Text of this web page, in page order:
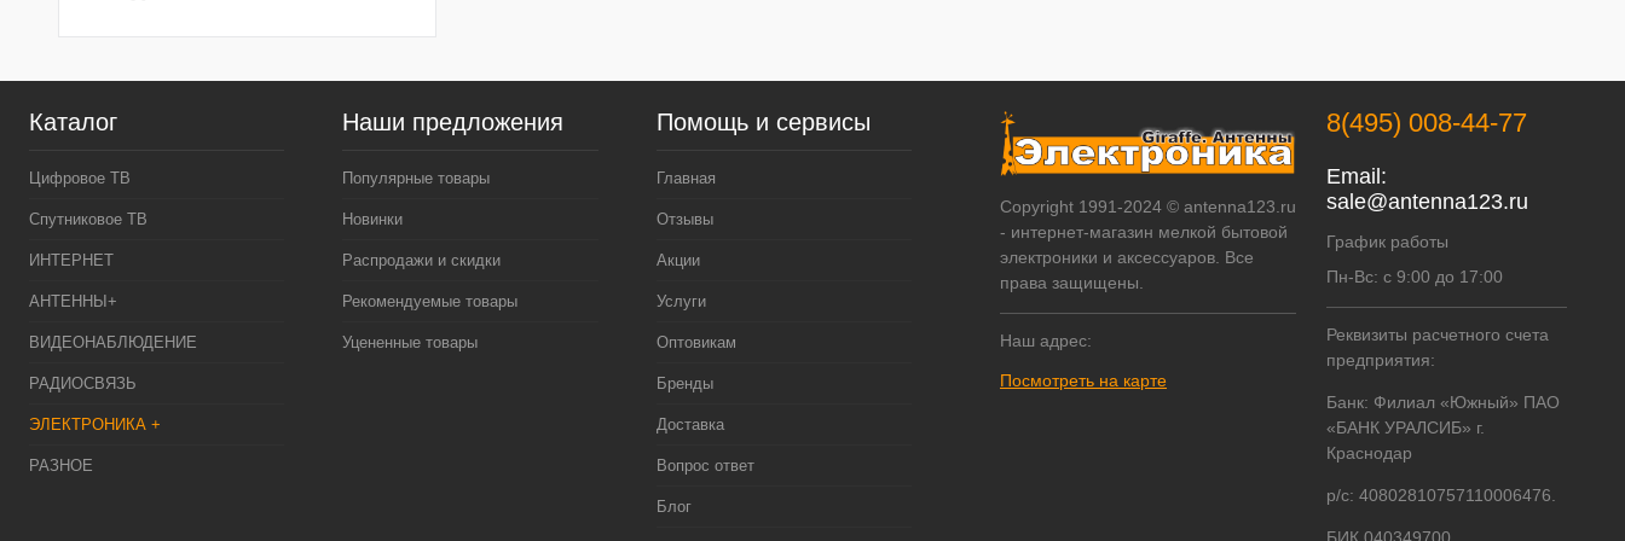
Каталог
Цифровое ТВ
Спутниковое ТВ
ИНТЕРНЕТ
АНТЕННЫ+
ВИДЕОНАБЛЮДЕНИЕ
РАДИОСВЯЗЬ
ЭЛЕКТРОНИКА +
РАЗНОЕ
Наши предложения
Популярные товары
Новинки
Распродажи и скидки
Рекомендуемые товары
Уцененные товары
Помощь и сервисы
Главная
Отзывы
Акции
Услуги
Оптовикам
Бренды
Доставка
Вопрос ответ
Блог
Copyright 1991-2024 © antenna123.ru
- интернет-магазин мелкой бытовой
электроники и аксессуаров. Все
права защищены.
Наш адрес:
Посмотреть на карте
8(495) 008-44-77
Email:
sale@antenna123.ru
График работы
Пн-Вс: с 9:00 до 17:00
Реквизиты расчетного счета
предприятия:
Банк: Филиал «Южный» ПАО
«БАНК УРАЛСИБ» г.
Краснодар
р/с: 40802810757110006476.